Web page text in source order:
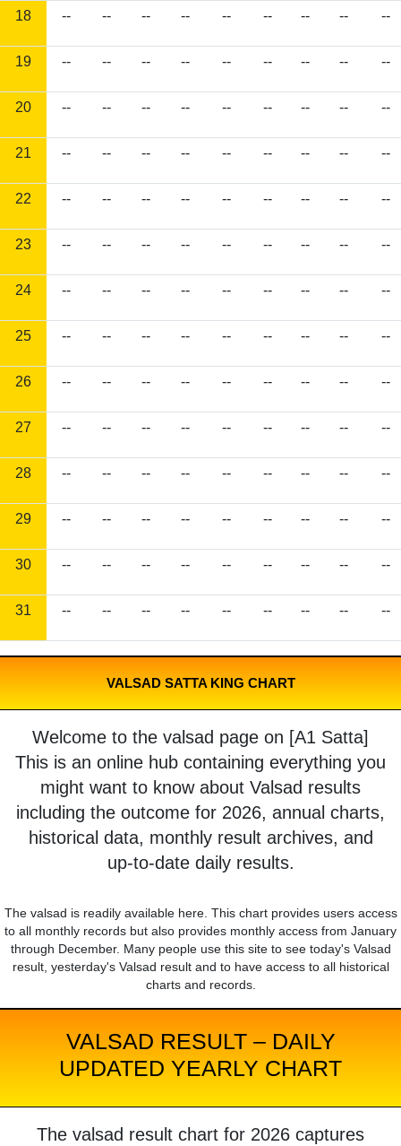
18 -- -- -- -- -- -- -- -- --
19 -- -- -- -- -- -- -- -- --
20 -- -- -- -- -- -- -- -- --
21 -- -- -- -- -- -- -- -- --
22 -- -- -- -- -- -- -- -- --
23 -- -- -- -- -- -- -- -- --
24 -- -- -- -- -- -- -- -- --
25 -- -- -- -- -- -- -- -- --
26 -- -- -- -- -- -- -- -- --
27 -- -- -- -- -- -- -- -- --
28 -- -- -- -- -- -- -- -- --
29 -- -- -- -- -- -- -- -- --
30 -- -- -- -- -- -- -- -- --
31 -- -- -- -- -- -- -- -- --
VALSAD SATTA KING CHART
Welcome to the valsad page on [A1 Satta]
This is an online hub containing everything you
might want to know about Valsad results
including the outcome for 2026, annual charts,
historical data, monthly result archives, and
up-to-date daily results.
The valsad is readily available here. This chart provides users access
to all monthly records but also provides monthly access from January
through December. Many people use this site to see today's Valsad
result, yesterday's Valsad result and to have access to all historical
charts and records.
VALSAD RESULT – DAILY
UPDATED YEARLY CHART
The valsad result chart for 2026 captures